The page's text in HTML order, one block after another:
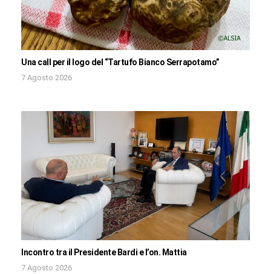
Una call per il logo del “Tartufo Bianco Serrapotamo”
7 Agosto 2026
Incontro tra il Presidente Bardi e l’on. Mattia
7 Agosto 2026